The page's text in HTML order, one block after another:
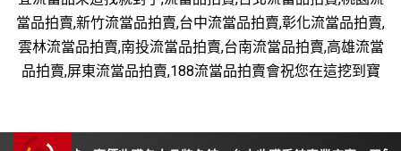
當品拍賣,新竹流當品拍賣,台中流當品拍賣,彰化流當品拍賣,
雲林流當品拍賣,南投流當品拍賣,台南流當品拍賣,高雄流當
品拍賣,屏東流當品拍賣,188流當品拍賣會祝您在這挖到寶